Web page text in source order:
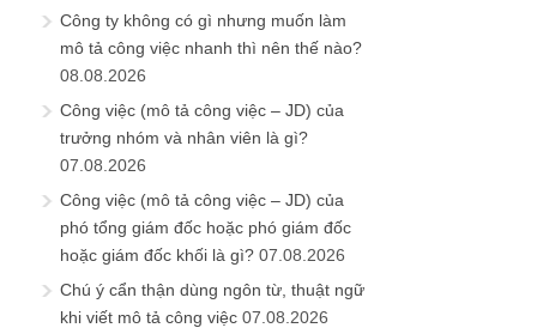
Công ty không có gì nhưng muốn làm
mô tả công việc nhanh thì nên thế nào?
08.08.2026
Công việc (mô tả công việc – JD) của
trưởng nhóm và nhân viên là gì?
07.08.2026
Công việc (mô tả công việc – JD) của
phó tổng giám đốc hoặc phó giám đốc
hoặc giám đốc khối là gì? 07.08.2026
Chú ý cẩn thận dùng ngôn từ, thuật ngữ
khi viết mô tả công việc 07.08.2026